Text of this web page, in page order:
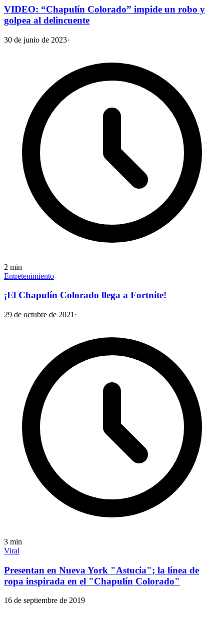
VIDEO: “Chapulín Colorado” impide un robo y
golpea al delincuente
30 de junio de 2023·
2 min
Entretenimiento
¡El Chapulín Colorado llega a Fortnite!
29 de octubre de 2021 ·
3 min
Viral
Presentan en Nueva York "Astucia"; la línea de
ropa inspirada en el "Chapulín Colorado"
16 de septiembre de 2019